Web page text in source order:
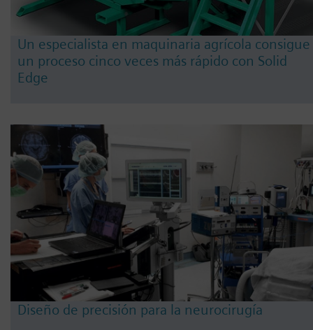
Un especialista en maquinaria agrícola consigue
un proceso cinco veces más rápido con Solid
Edge
Diseño de precisión para la neurocirugía